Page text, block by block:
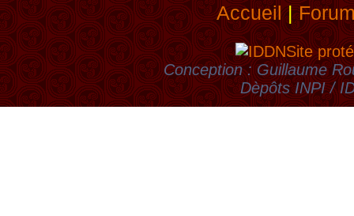
Accueil|
Site
Conception : Guillaume
Dèpôts INPI /